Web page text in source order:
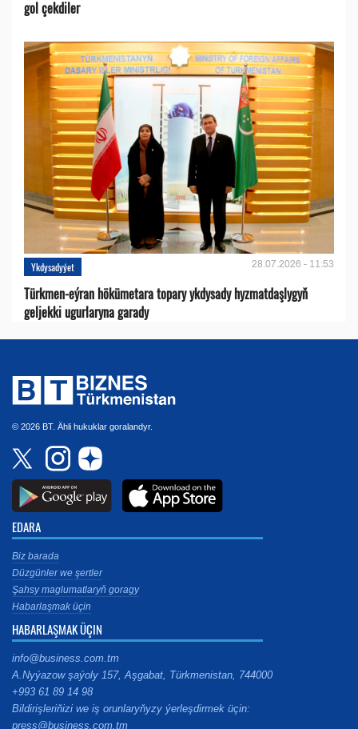
gol çekdiler
Ykdysadyýet 28.07.2026 - 11:53
Türkmen-eýran hökümetara topary ykdysady hyzmatdaşlygyň
geljekki ugurlaryna garady
© 2026 BT. Ähli hukuklar goralandyr.
EDARA
Biz barada
Düzgünler we şertler
Şahsy maglumatlaryň goragy
Habarlaşmak üçin
HABARLAŞMAK ÜÇIN
info@business.com.tm
A.Nyýazow şaýoly 157, Aşgabat, Türkmenistan, 744000
+993 61 89 14 98
Bildirişleriňizi we iş orunlaryňyzy ýerleşdirmek üçin:
press@business.com.tm